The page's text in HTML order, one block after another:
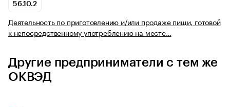
56.10.2
Деятельность по приготовлению и/или продаже пищи, готовой
к непосредственному употреблению на месте…
Другие предприниматели с тем же
ОКВЭД